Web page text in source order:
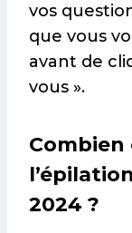
vos
que vous
avant de
vous ».
Combien
2024 ?